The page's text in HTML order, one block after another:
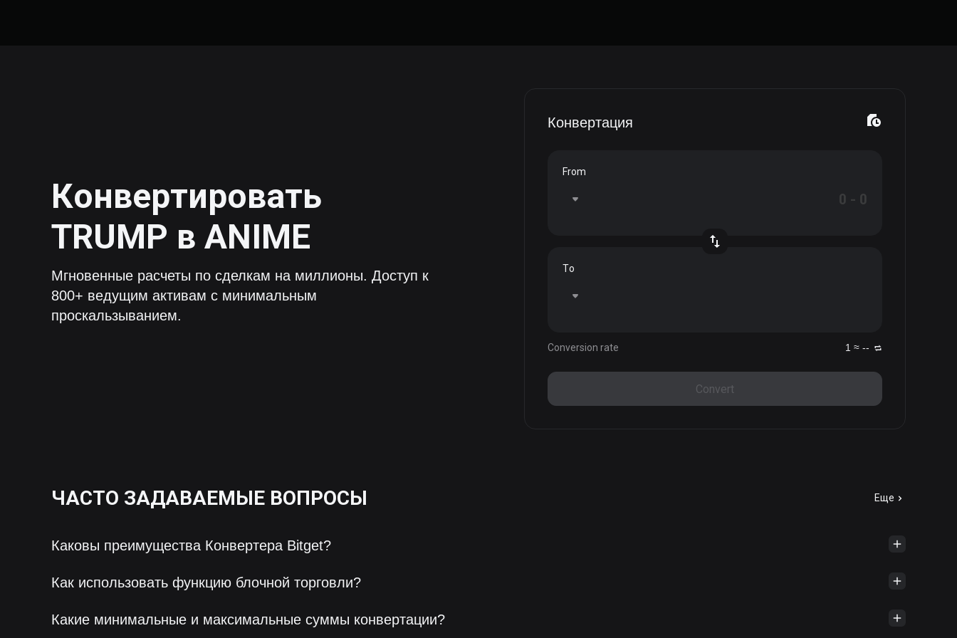
Конвертировать
TRUMP в ANIME
Мгновенные расчеты по сделкам на миллионы. Доступ к
800+ ведущим активам с минимальным
проскальзыванием.
Конвертация
From
To
Conversion rate 1 ≈ --
Convert
ЧАСТО ЗАДАВАЕМЫЕ ВОПРОСЫ Еще
Каковы преимущества Конвертера Bitget?
Как использовать функцию блочной торговли?
Какие минимальные и максимальные суммы конвертации?